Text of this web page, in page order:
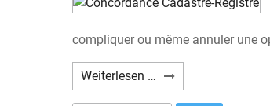
compliquer ou même annuler une
Weiterlesen … Concordance
Cadastre-